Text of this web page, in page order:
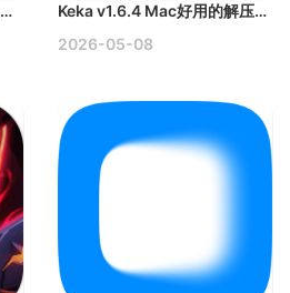
Canopy v3.3.7 Mac灵动岛增强工具破解版
Keka v1.6.4 Mac好用的解压缩工具破解版
2026-05-08